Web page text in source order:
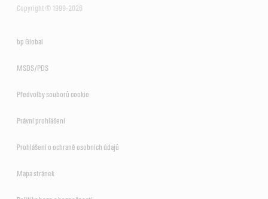
Copyright © 1999-2026
bp Global
MSDS/PDS
Předvolby souborů cookie
Právní prohlášení
Prohlášení o ochraně osobních údajů
Mapa stránek